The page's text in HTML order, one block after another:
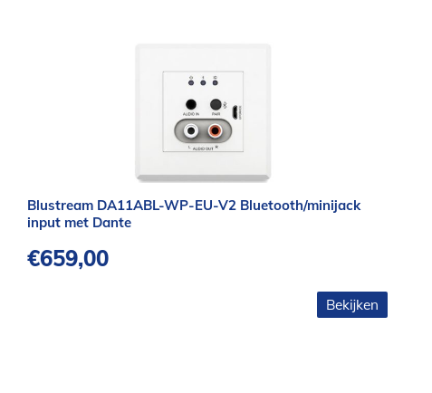
Blustream DA11ABL-WP-EU-V2 Bluetooth/minijack
input met Dante
€659,00
Bekijken